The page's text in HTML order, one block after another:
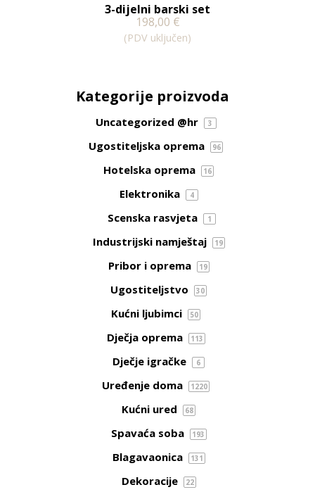
3-dijelni barski set
198,00 €
(PDV uključen)
Kategorije proizvoda
Uncategorized @hr 3
Ugostiteljska oprema 96
Hotelska oprema 16
Elektronika 4
Scenska rasvjeta 1
Industrijski namještaj 19
Pribor i oprema 19
Ugostiteljstvo 30
Kućni ljubimci 50
Dječja oprema 113
Dječje igračke 6
Uređenje doma 1220
Kućni ured 68
Spavaća soba 193
Blagavaonica 131
Dekoracije 22